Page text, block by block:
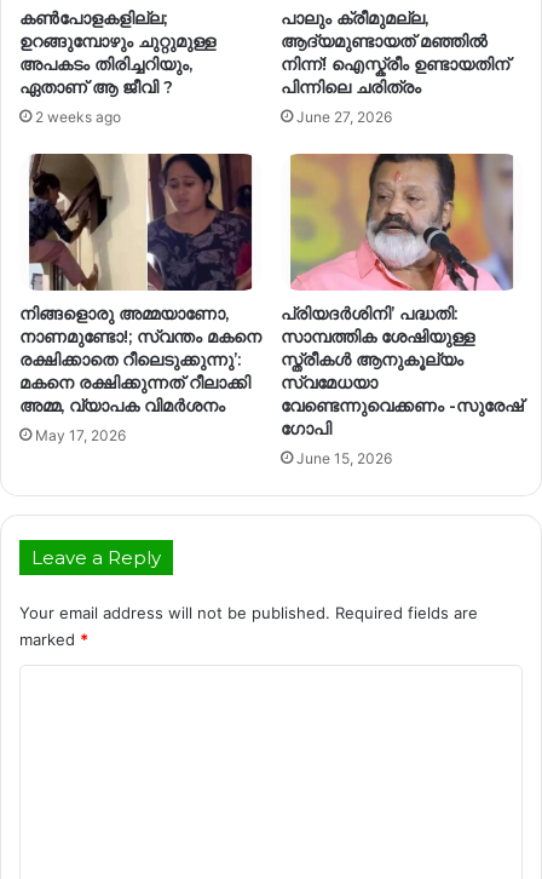
കൺപോളകളില്ല;
ഉറങ്ങുമ്പോഴും ചുറ്റുമുള്ള
അപകടം തിരിച്ചറിയും,
ഏതാണ് ആ ജീവി ?
2 weeks ago
പാലും ക്രീമുമല്ല,
ആദ്യമുണ്ടായത് മഞ്ഞിൽ
നിന്ന്! ഐസ്ക്രീം ഉണ്ടായതിന്
പിന്നിലെ ചരിത്രം
June 27, 2026
നിങ്ങളൊരു അമ്മയാണോ,
നാണമുണ്ടോ!; സ്വന്തം മകനെ
രക്ഷിക്കാതെ റീലെടുക്കുന്നു’:
മകനെ രക്ഷിക്കുന്നത് റീലാക്കി
അമ്മ, വ്യാപക വിമര്‍ശനം
May 17, 2026
പ്രിയദർശിനി’ പദ്ധതി:
സാമ്പത്തിക ശേഷിയുള്ള
സ്ത്രീകൾ ആനുകൂല്യം
സ്വമേധയാ
വേണ്ടെന്നുവെക്കണം -സുരേഷ്
ഗോപി
June 15, 2026
Leave a Reply
Your email address will not be published. Required fields are
marked *